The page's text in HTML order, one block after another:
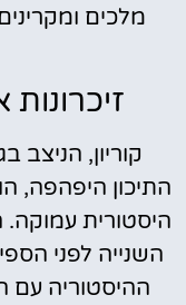
מלכים
זיכרונות
קוריון, הניצב
התיכון היפהפה,
היסטורית
השנייה לפני
ההיסטוריה עם